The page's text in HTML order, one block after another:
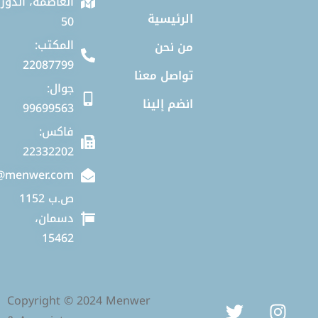
المكتب:
22087799
جوال:
99699563
فاكس:
22332202
info@menwer.com
ص.ب 1152
دسمان،
15462
الرئيسية
من نحن
تواصل معنا
انضم إلينا
Copyright © 2024 Menwer